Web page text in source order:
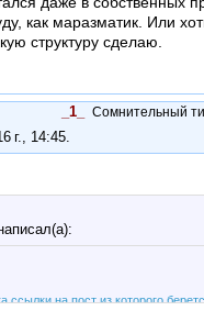
как маразматик. Или
структуру сделаю.
_1_ Сомнительный
г., 14:45.
ссылки на пост из которого